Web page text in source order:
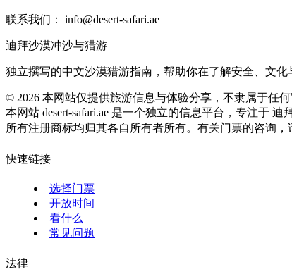
联系我们： info@desert-safari.ae
迪拜沙漠冲沙与猎游
独立撰写的中文沙漠猎游指南，帮助你在了解安全、文化
© 2026 本网站仅提供旅游信息与体验分享，不隶属于任
本网站 desert-safari.ae 是一个独立的信息平台，专注于 迪
所有注册商标均归其各自所有者所有。有关门票的咨询，
快速链接
选择门票
开放时间
看什么
常见问题
法律